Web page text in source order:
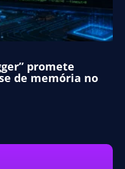
promete
de memória no